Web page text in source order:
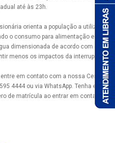
até às 23h.
orienta a população a utilizar a
o consumo para alimentação e
dimensionada de acordo com o
menos os impactos da interrupção.
em contato com a nossa Central
4444 ou via WhatsApp. Tenha em
de matrícula ao entrar em contato.